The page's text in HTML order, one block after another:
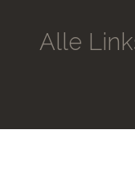
Alle